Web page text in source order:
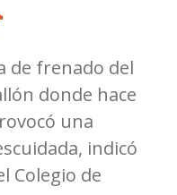
de frenado del
donde hace
una
indicó
Colegio de